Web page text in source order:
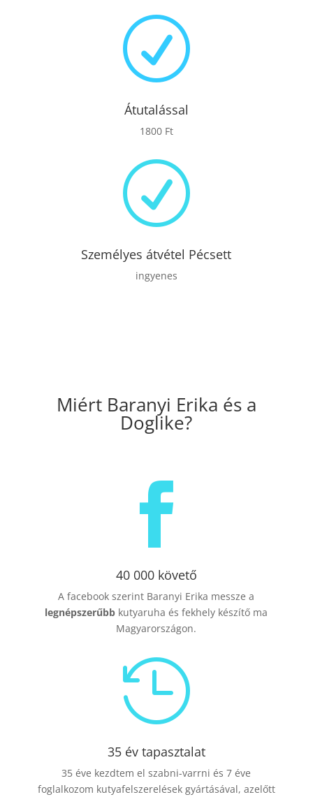
R
Átutalással
1800 Ft
R
Személyes átvétel Pécsett
ingyenes
Miért Baranyi Erika és a
Doglike?

40 000 követő
A facebook szerint Baranyi Erika messze a
legnépszerűbb kutyaruha és fekhely készítő ma
Magyarországon.

35 év tapasztalat
35 éve kezdtem el szabni-varrni és 7 éve
foglalkozom kutyafelszerelések gyártásával, azelőtt